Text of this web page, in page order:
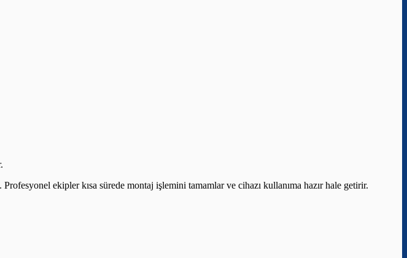
ekipler kısa sürede montaj işlemini tamamlar ve cihazı kullanıma hazır hale getirir.